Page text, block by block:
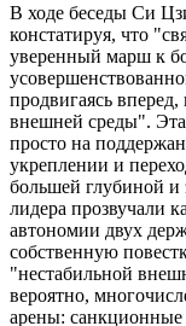
В ходе беседы Си
констатируя, что
уверенный марш к
продвигаясь
внешней среды".
просто на
укреплении и
большей глубиной и
лидера прозвучали
автономии двух
собственную
"нестабильной
вероятно,
арены: